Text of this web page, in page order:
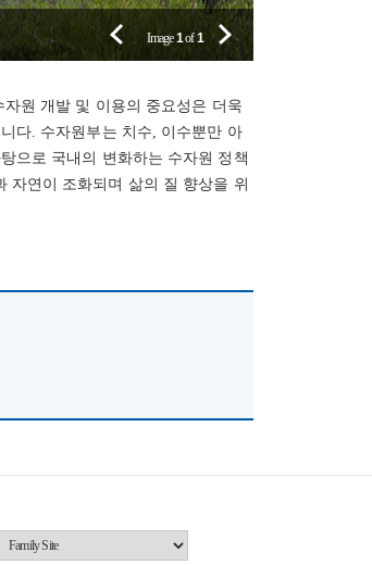
Image1of1
원 개발 및 이용의 중요성은 더욱
다. 수자원부는 치수, 이수뿐만 아
으로 국내의 변화하는 수자원 정책
자연이 조화되며 삶의 질 향상을 위